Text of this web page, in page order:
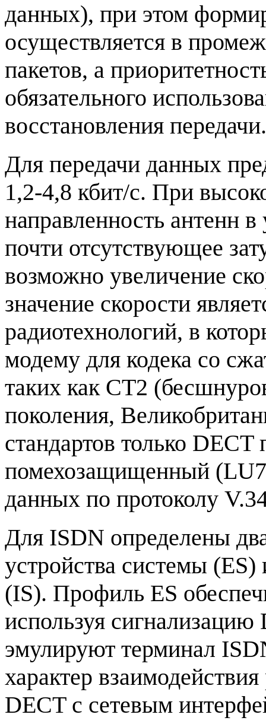
данных), при этом
осуществляется в
пакетов, а
обязательного
восстановления передачи.
Для передачи данных
1,2-4,8 кбит/с. При
направленность антенн
почти отсутствующее
возможно увеличение
значение скорости
радиотехнологий, в
модему для кодека со
таких как CT2
поколения,
стандартов только DECT
помехозащищенный
данных по протоколу
Для ISDN определены
устройства системы
(IS). Профиль ES
используя сигнализацию
эмулируют терминал
характер
DECT c сетевым